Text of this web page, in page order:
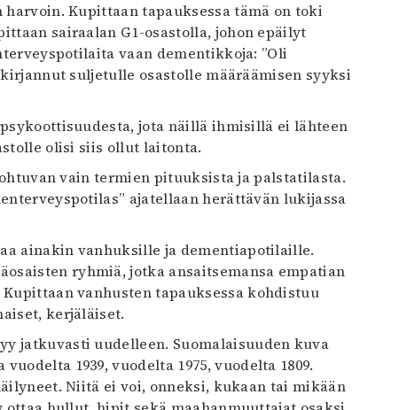
Kupittaan tapauksessa tämä on toki
sairaalan G1-osastolla, johon epäilyt
vaan dementikkoja: ”Oli
suljetulle osastolle määräämisen syyksi
jota näillä ihmisillä ei lähteen
olisi siis ollut laitonta.
vain termien pituuksista ja palstatilasta.
ajatellaan herättävän lukijassa
ainakin vanhuksille ja dementiapotilaille.
ryhmiä, jotka ansaitsemansa empatian
vanhusten tapauksessa kohdistuu
kerjäläiset.
jatkuvasti uudelleen. Suomalaisuuden kuva
1939, vuodelta 1975, vuodelta 1809.
Niitä ei voi, onneksi, kukaan tai mikään